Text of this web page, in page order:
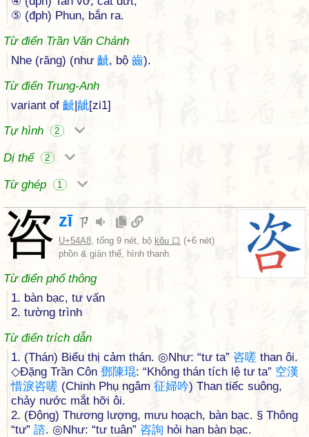
⑤ (đph) Phun, bắn ra.
Từ điển Trần Văn Chánh
Nhe (răng) (như 齜, bộ 齒).
Từ điển Trung-Anh
variant of 齜|龇[zi1]
Tự hình
2
Dị thể 2
Từ ghép 1
咨 zī ㄗ
U+54A8, tổng 9 nét, bộ kǒu 口 (+6 nét)
phồn & giản thể, hình thanh
Từ điển phổ thông
1. bàn bạc, tư vấn
2. tường trình
Từ điển trích dẫn
1. (Thán) Biểu thị cảm thán. ◎Như: “tư ta” 咨嗟 than ôi.
◇Đặng Trần Côn 鄧陳琨: “Không thán tích lệ tư ta” 空漢
惜淚咨嗟 (Chinh Phụ ngâm 征婦吟) Than tiếc suông,
chảy nước mắt hỡi ôi.
2. (Động) Thương lượng, mưu hoạch, bàn bạc. § Thông
“tư” 諮. ◎Như: “tư tuân” 咨詢 hỏi han bàn bạc.